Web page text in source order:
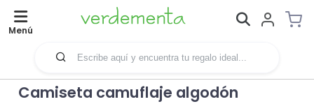
Menú
Camiseta camuflaje algodón